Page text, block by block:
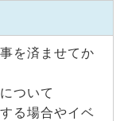
を済ませてか
ついて
る場合やイベ